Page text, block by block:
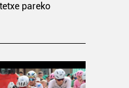
pareko